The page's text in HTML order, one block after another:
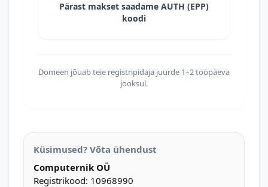
Pärast makset saadame AUTH (EPP)
koodi
Domeen jõuab teie registripidaja juurde 1–2 tööpäeva
jooksul.
Küsimused? Võta ühendust
Computernik OÜ
Registrikood: 10968990